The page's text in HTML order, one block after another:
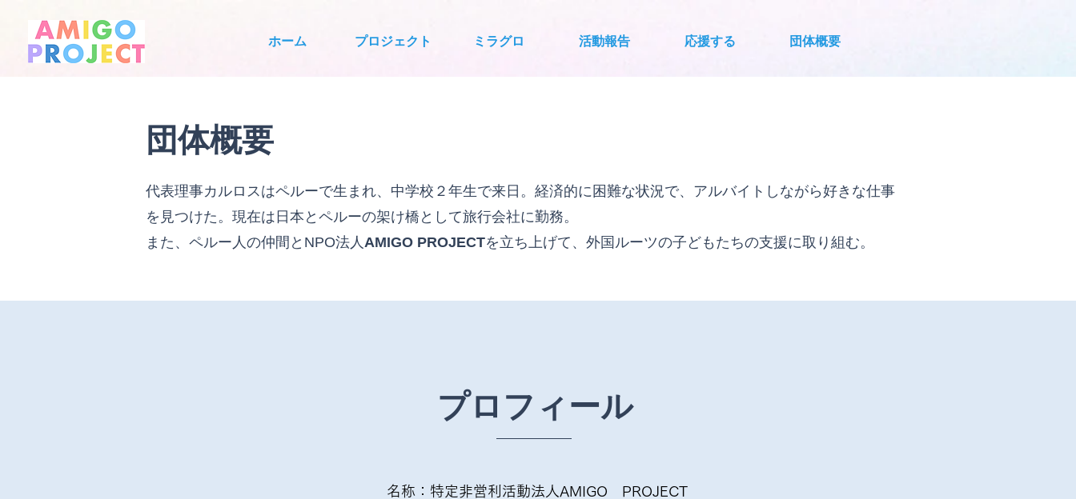
ホーム プロジェクト ミラグロ 活動報告 応援する 団体概要
団体概要
代表理事カルロスはペルーで生まれ、中学校２年生で来日。経済的に困難な状況で、アルバイトしながら好きな仕事
を見つけた。現在は日本とペルーの架け橋として旅行会社に勤務。
また、ペルー人の仲間とNPO法人AMIGO PROJECTを立ち上げて、外国ルーツの子どもたちの支援に取り組む。
プロフィール
名称：特定非営利活動法人AMIGO PROJECT